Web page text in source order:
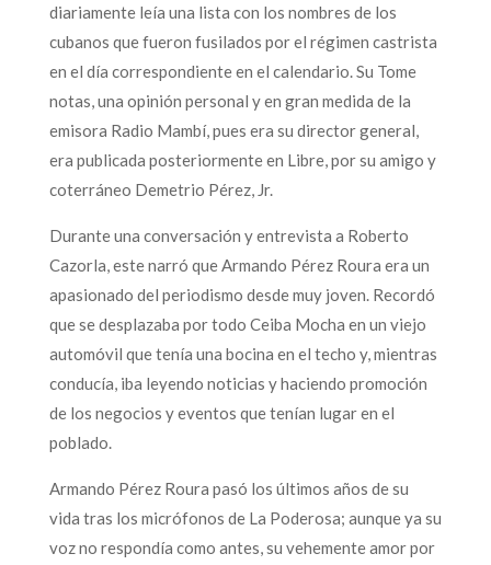
diariamente leía una lista con los nombres de los
cubanos que fueron fusilados por el régimen castrista
en el día correspondiente en el calendario. Su Tome
notas, una opinión personal y en gran medida de la
emisora Radio Mambí, pues era su director general,
era publicada posteriormente en Libre, por su amigo y
coterráneo Demetrio Pérez, Jr.
Durante una conversación y entrevista a Roberto
Cazorla, este narró que Armando Pérez Roura era un
apasionado del periodismo desde muy joven. Recordó
que se desplazaba por todo Ceiba Mocha en un viejo
automóvil que tenía una bocina en el techo y, mientras
conducía, iba leyendo noticias y haciendo promoción
de los negocios y eventos que tenían lugar en el
poblado.
Armando Pérez Roura pasó los últimos años de su
vida tras los micrófonos de La Poderosa; aunque ya su
voz no respondía como antes, su vehemente amor por